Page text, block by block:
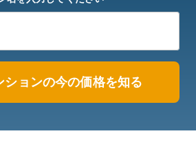
ションの今の価格を知る